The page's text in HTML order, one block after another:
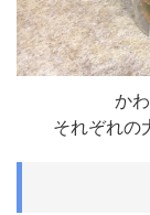
か
それぞれの